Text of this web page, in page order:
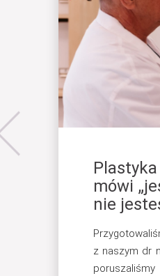
mówi
nie
z naszym dr